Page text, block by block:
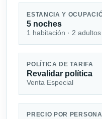
ESTANCIA Y
5 noches
1 habitación · 2
POLÍTICA DE TARIFA
Revalidar política
Venta Especial
PRECIO POR PERSONA